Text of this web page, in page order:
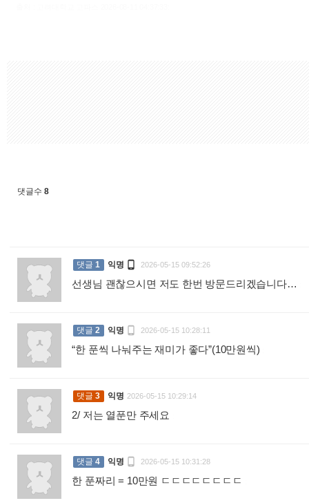
댓글수 8
댓글 1 익명  2026-05-15 09:52:26
선생님 괜찮으시면 저도 한번 방문드리겠습니다…
댓글 2 익명  2026-05-15 10:28:11
“한 푼씩 나눠주는 재미가 좋다”(10만원씩)
댓글 3 익명 2026-05-15 10:29:14
2/ 저는 열푼만 주세요
댓글 4 익명  2026-05-15 10:31:28
한 푼짜리 = 10만원 ㄷㄷㄷㄷㄷㄷㄷㄷ